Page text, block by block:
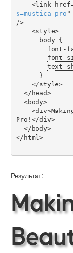
<link
s=mustica-pro "
/>
body {
font-
font-
text-
Pro!</div>
</html>
Результат: